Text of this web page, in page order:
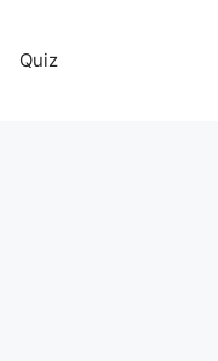
Quiz